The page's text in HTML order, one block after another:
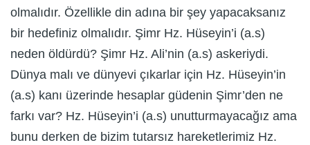
olmalıdır. Özellikle din adına bir şey yapacaksanız
bir hedefiniz olmalıdır. Şimr Hz. Hüseyin’i (a.s)
neden öldürdü? Şimr Hz. Ali’nin (a.s) askeriydi.
Dünya malı ve dünyevi çıkarlar için Hz. Hüseyin’in
(a.s) kanı üzerinde hesaplar güdenin Şimr’den ne
farkı var? Hz. Hüseyin’i (a.s) unutturmayacağız ama
bunu derken de bizim tutarsız hareketlerimiz Hz.